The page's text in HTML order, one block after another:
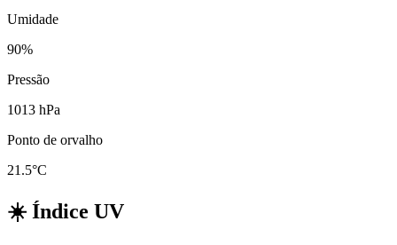
Umidade
90%
Pressão
1013 hPa
Ponto de orvalho
21.5°C
☀️ Índice UV